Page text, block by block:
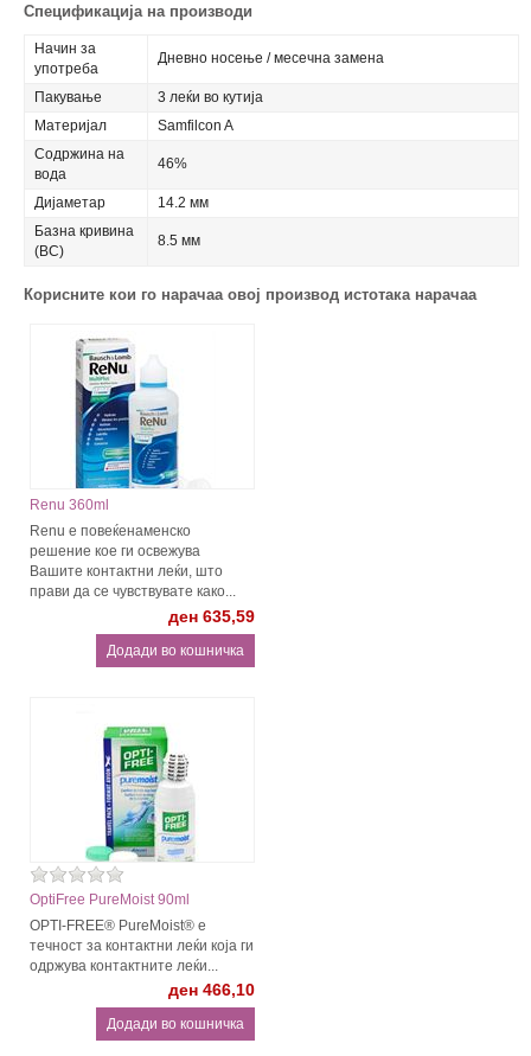
Спецификација на производи
Начин за
употреба
Дневно носење / месечна замена
Пакување
3 леќи во кутија
Материјал
Samfilcon A
Содржина на
вода
46%
Дијаметар
14.2 мм
Базна кривина
(BC)
8.5 мм
Корисните кои го нарачаа овој производ истотака нарачаа
Renu 360ml
Renu е повеќенаменско
решение кое ги освежува
Вашите контактни леќи, што
прави да се чувствувате како...
ден 635,59
OptiFree PureMoist 90ml
OPTI-FREE® PureMoist® е
течност за контактни леќи која ги
одржува контактните леќи...
ден 466,10